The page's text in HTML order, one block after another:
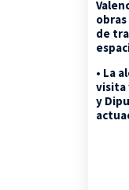
de
• La
visita
y